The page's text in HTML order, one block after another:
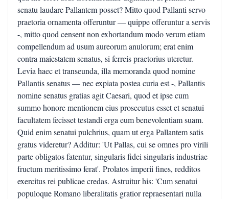
senatu laudare Pallantem posset? Mitto quod Pallanti servo
praetoria ornamenta offeruntur — quippe offeruntur a servis
-, mitto quod censent non exhortandum modo verum etiam
compellendum ad usum aureorum anulorum; erat enim
contra maiestatem senatus, si ferreis praetorius uteretur.
Levia haec et transeunda, illa memoranda quod nomine
Pallantis senatus — nec expiata postea curia est -, Pallantis
nomine senatus gratias agit Caesari, quod et ipse cum
summo honore mentionem eius prosecutus esset et senatui
facultatem fecisset testandi erga eum benevolentiam suam.
Quid enim senatui pulchrius, quam ut erga Pallantem satis
gratus videretur? Additur: 'Ut Pallas, cui se omnes pro virili
parte obligatos fatentur, singularis fidei singularis industriae
fructum meritissimo ferat'. Prolatos imperii fines, redditos
exercitus rei publicae credas. Astruitur his: 'Cum senatui
populoque Romano liberalitatis gratior repraesentari nulla